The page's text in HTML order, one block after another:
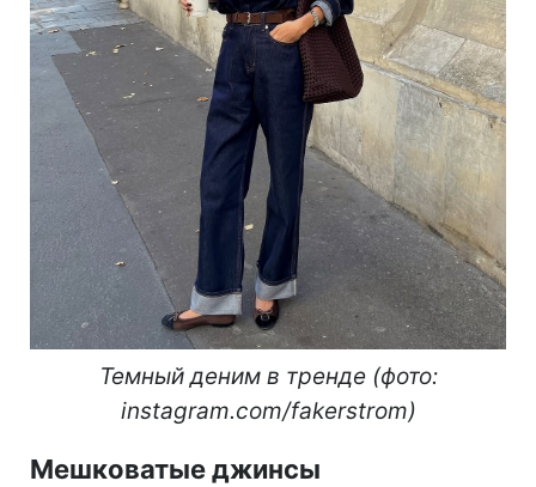
Темный деним в тренде (фото:
instagram.com/fakerstrom)
Мешковатые джинсы